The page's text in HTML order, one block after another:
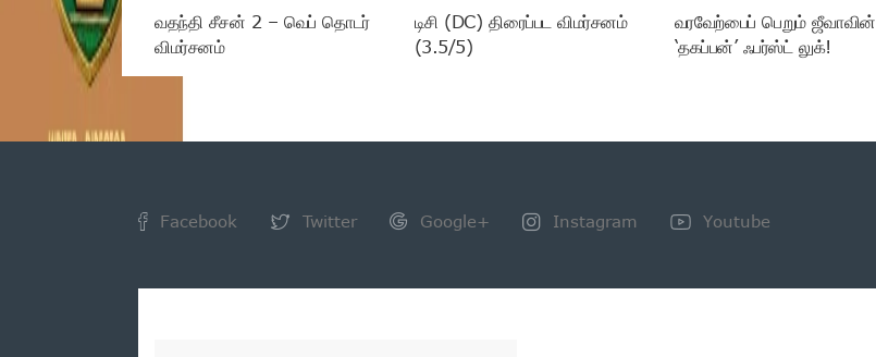
வதந்தி சீசன் 2 – வெப் தொடர்
விமர்சனம்
டிசி (DC) திரைப்பட விமர்சனம்
(3.5/5)
வரவேற்பைப் பெறும் ஜீவாவின்
‘தகப்பன்’ ஃபர்ஸ்ட் லுக்!
Facebook Twitter Google+ Instagram Youtube